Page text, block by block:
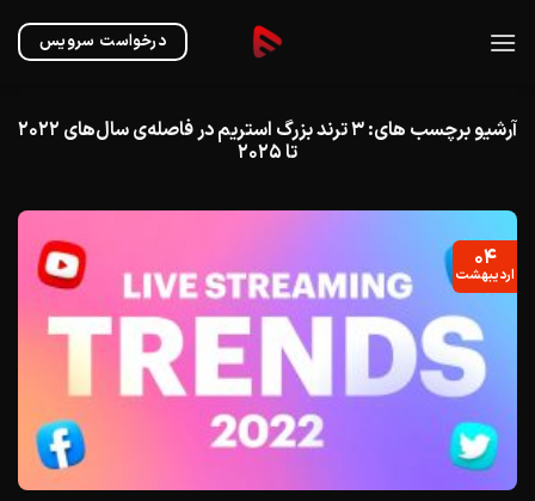
درخواست سرویس
آرشیو برچسب های: ۳ ترند بزرگ استریم در فاصله‌ی سال‌های ۲۰۲۲
تا ۲۰۲۵
۰۴
اردیبهشت